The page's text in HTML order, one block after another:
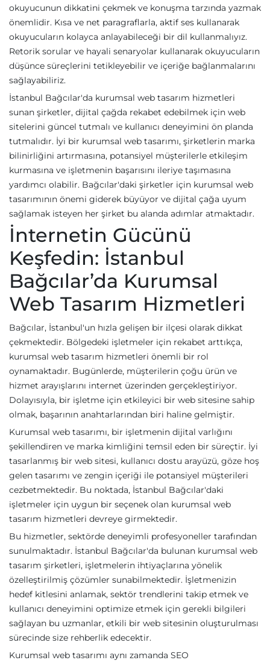
okuyucunun dikkatini çekmek ve konuşma tarzında yazmak
önemlidir. Kısa ve net paragraflarla, aktif ses kullanarak
okuyucuların kolayca anlayabileceği bir dil kullanmalıyız.
Retorik sorular ve hayali senaryolar kullanarak okuyucuların
düşünce süreçlerini tetikleyebilir ve içeriğe bağlanmalarını
sağlayabiliriz.
İstanbul Bağcılar'da kurumsal web tasarım hizmetleri
sunan şirketler, dijital çağda rekabet edebilmek için web
sitelerini güncel tutmalı ve kullanıcı deneyimini ön planda
tutmalıdır. İyi bir kurumsal web tasarımı, şirketlerin marka
bilinirliğini artırmasına, potansiyel müşterilerle etkileşim
kurmasına ve işletmenin başarısını ileriye taşımasına
yardımcı olabilir. Bağcılar'daki şirketler için kurumsal web
tasarımının önemi giderek büyüyor ve dijital çağa uyum
sağlamak isteyen her şirket bu alanda adımlar atmaktadır.
İnternetin Gücünü
Keşfedin: İstanbul
Bağcılar’da Kurumsal
Web Tasarım Hizmetleri
Bağcılar, İstanbul'un hızla gelişen bir ilçesi olarak dikkat
çekmektedir. Bölgedeki işletmeler için rekabet arttıkça,
kurumsal web tasarım hizmetleri önemli bir rol
oynamaktadır. Bugünlerde, müşterilerin çoğu ürün ve
hizmet arayışlarını internet üzerinden gerçekleştiriyor.
Dolayısıyla, bir işletme için etkileyici bir web sitesine sahip
olmak, başarının anahtarlarından biri haline gelmiştir.
Kurumsal web tasarımı, bir işletmenin dijital varlığını
şekillendiren ve marka kimliğini temsil eden bir süreçtir. İyi
tasarlanmış bir web sitesi, kullanıcı dostu arayüzü, göze hoş
gelen tasarımı ve zengin içeriği ile potansiyel müşterileri
cezbetmektedir. Bu noktada, İstanbul Bağcılar'daki
işletmeler için uygun bir seçenek olan kurumsal web
tasarım hizmetleri devreye girmektedir.
Bu hizmetler, sektörde deneyimli profesyoneller tarafından
sunulmaktadır. İstanbul Bağcılar'da bulunan kurumsal web
tasarım şirketleri, işletmelerin ihtiyaçlarına yönelik
özelleştirilmiş çözümler sunabilmektedir. İşletmenizin
hedef kitlesini anlamak, sektör trendlerini takip etmek ve
kullanıcı deneyimini optimize etmek için gerekli bilgileri
sağlayan bu uzmanlar, etkili bir web sitesinin oluşturulması
sürecinde size rehberlik edecektir.
Kurumsal web tasarımı aynı zamanda SEO